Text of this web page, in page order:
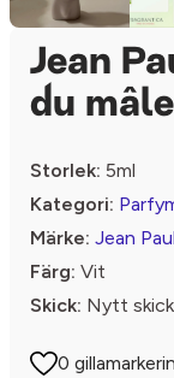
Jean
du mâle
Storlek: 5ml
Kategori:
Märke: Jean
Färg: Vit
Skick: Nytt skick
0